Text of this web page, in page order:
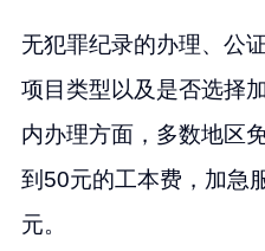
无犯罪纪录的办理、公
项目类型以及是否选择
内办理方面，多数地区
到50元的工本费，加急
元。